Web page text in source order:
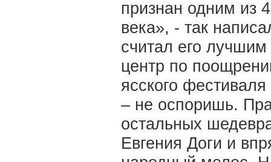
признан одним из
века», - так
считал его
центр по
ясского
– не оспоришь.
остальных
Евгения Доги и